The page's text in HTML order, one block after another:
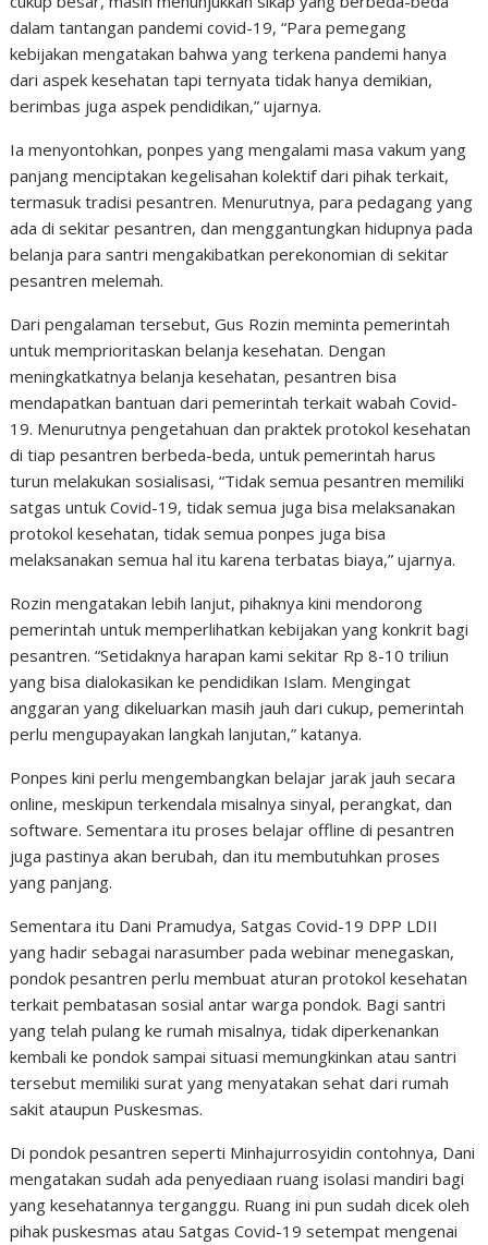
dalam tantangan pandemi covid-19, “Para pemegang
kebijakan mengatakan bahwa yang terkena pandemi hanya
dari aspek kesehatan tapi ternyata tidak hanya demikian,
berimbas juga aspek pendidikan,” ujarnya.
Ia menyontohkan, ponpes yang mengalami masa vakum yang
panjang menciptakan kegelisahan kolektif dari pihak terkait,
termasuk tradisi pesantren. Menurutnya, para pedagang yang
ada di sekitar pesantren, dan menggantungkan hidupnya pada
belanja para santri mengakibatkan perekonomian di sekitar
pesantren melemah.
Dari pengalaman tersebut, Gus Rozin meminta pemerintah
untuk memprioritaskan belanja kesehatan. Dengan
meningkatkatnya belanja kesehatan, pesantren bisa
mendapatkan bantuan dari pemerintah terkait wabah Covid-
19. Menurutnya pengetahuan dan praktek protokol kesehatan
di tiap pesantren berbeda-beda, untuk pemerintah harus
turun melakukan sosialisasi, “Tidak semua pesantren memiliki
satgas untuk Covid-19, tidak semua juga bisa melaksanakan
protokol kesehatan, tidak semua ponpes juga bisa
melaksanakan semua hal itu karena terbatas biaya,” ujarnya.
Rozin mengatakan lebih lanjut, pihaknya kini mendorong
pemerintah untuk memperlihatkan kebijakan yang konkrit bagi
pesantren. “Setidaknya harapan kami sekitar Rp 8-10 triliun
yang bisa dialokasikan ke pendidikan Islam. Mengingat
anggaran yang dikeluarkan masih jauh dari cukup, pemerintah
perlu mengupayakan langkah lanjutan,” katanya.
Ponpes kini perlu mengembangkan belajar jarak jauh secara
online, meskipun terkendala misalnya sinyal, perangkat, dan
software. Sementara itu proses belajar offline di pesantren
juga pastinya akan berubah, dan itu membutuhkan proses
yang panjang.
Sementara itu Dani Pramudya, Satgas Covid-19 DPP LDII
yang hadir sebagai narasumber pada webinar menegaskan,
pondok pesantren perlu membuat aturan protokol kesehatan
terkait pembatasan sosial antar warga pondok. Bagi santri
yang telah pulang ke rumah misalnya, tidak diperkenankan
kembali ke pondok sampai situasi memungkinkan atau santri
tersebut memiliki surat yang menyatakan sehat dari rumah
sakit ataupun Puskesmas.
Di pondok pesantren seperti Minhajurrosyidin contohnya, Dani
mengatakan sudah ada penyediaan ruang isolasi mandiri bagi
yang kesehatannya terganggu. Ruang ini pun sudah dicek oleh
pihak puskesmas atau Satgas Covid-19 setempat mengenai